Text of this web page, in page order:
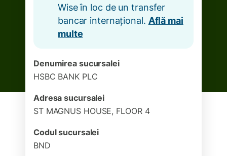
Wise în loc de un transfer
bancar internațional. Află mai
multe
Denumirea sucursalei
HSBC BANK PLC
Adresa sucursalei
ST MAGNUS HOUSE, FLOOR 4
Codul sucursalei
BND